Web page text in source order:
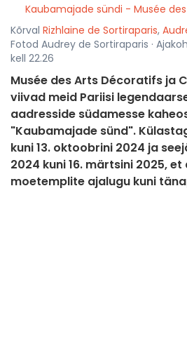
Kaubamajade sündi - Musée
Kõrval Rizhlaine de Sortiraparis,
Fotod Audrey de Sortiraparis ·
kell 22.26
Musée des Arts Décoratifs ja
viivad meid Pariisi
aadresside südamesse
"Kaubamajade sünd".
kuni 13. oktoobrini 2024 ja
2024 kuni 16. märtsini 2025,
moetemplite ajalugu kuni